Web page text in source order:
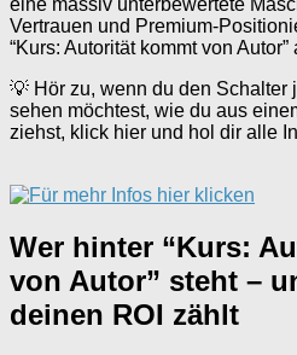
eine massiv unterbewertete
Vertrauen und Premium-
“Kurs: Autorität kommt von Autor”
💡 Hör zu, wenn du den Schalter
sehen möchtest, wie du aus
ziehst, klick hier und hol dir alle
Wer hinter “Kurs:
von Autor” steht –
deinen ROI zählt